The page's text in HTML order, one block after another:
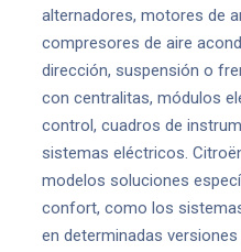
alternadores, motores de
compresores de aire
dirección, suspensión o
con centralitas, módulos
control, cuadros de
sistemas eléctricos.
modelos soluciones
confort, como los
en determinadas